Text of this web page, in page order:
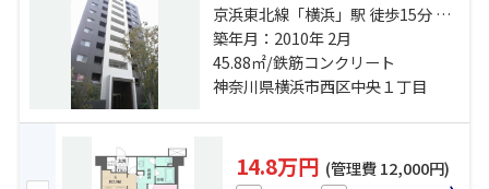
京浜東北線「横浜」駅 徒歩15分 京
急本線「戸部」駅 徒歩3分 相鉄本線
「平沼橋」駅 徒歩4分
築年月：2010年 2月
45.88㎡/鉄筋コンクリート
神奈川県横浜市西区中央１丁目
14.8万円 (管理費 12,000円)